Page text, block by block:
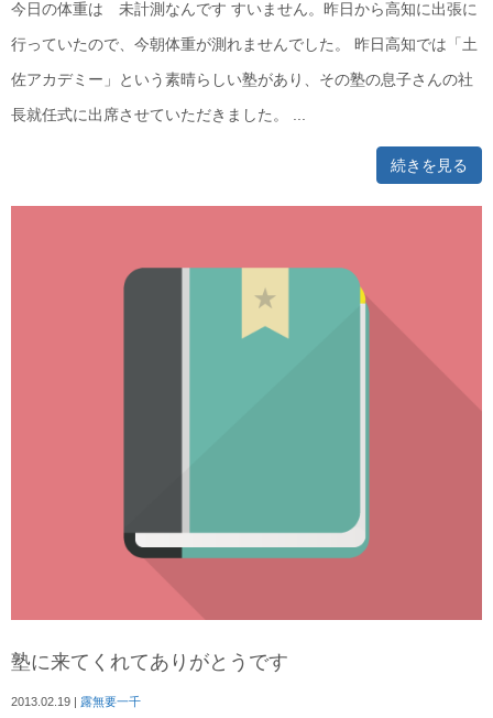
今日の体重は 未計測なんです すいません。昨日から高知に出張に
行っていたので、今朝体重が測れませんでした。 昨日高知では「土
佐アカデミー」という素晴らしい塾があり、その塾の息子さんの社
長就任式に出席させていただきました。 ...
続きを見る
塾に来てくれてありがとうです
2013.02.19 | 露無要一千